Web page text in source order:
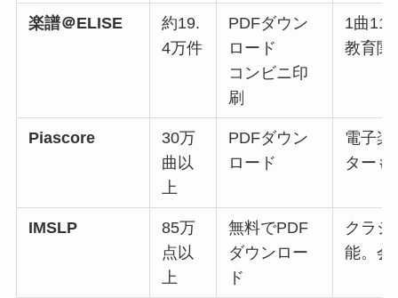
楽譜＠ELISE
約19.
4万件
PDFダウン
ロード
コンビニ印
刷
1曲
教育関
Piascore
30万
曲以
上
PDFダウン
ロード
電子楽
ターも
IMSLP
85万
点以
上
無料でPDF
ダウンロー
ド
クラ
能。会